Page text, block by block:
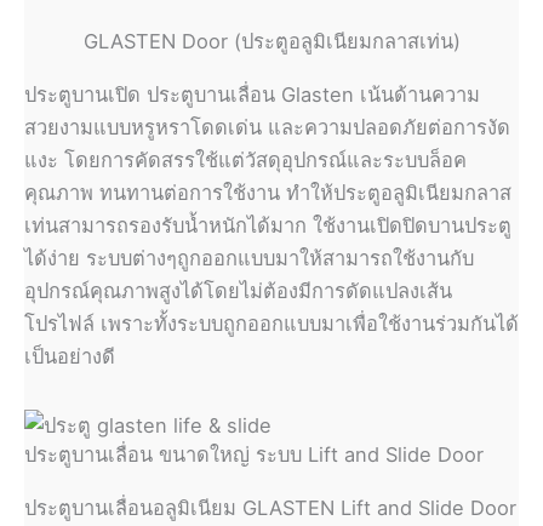
GLASTEN Door (ประตูอลูมิเนียมกลาสเท่น)
ประตูบานเปิด ประตูบานเลื่อน Glasten เน้นด้านความ
สวยงามแบบหรูหราโดดเด่น และความปลอดภัยต่อการงัด
แงะ โดยการคัดสรรใช้แต่วัสดุอุปกรณ์และระบบล็อค
คุณภาพ ทนทานต่อการใช้งาน ทำให้ประตูอลูมิเนียมกลาส
เท่นสามารถรองรับน้ำหนักได้มาก ใช้งานเปิดปิดบานประตู
ได้ง่าย ระบบต่างๆถูกออกแบบมาให้สามารถใช้งานกับ
อุปกรณ์คุณภาพสูงได้โดยไม่ต้องมีการดัดแปลงเส้น
โปรไฟล์ เพราะทั้งระบบถูกออกแบบมาเพื่อใช้งานร่วมกันได้
เป็นอย่างดี
ประตูบานเลื่อน ขนาดใหญ่ ระบบ Lift and Slide Door
ประตูบานเลื่อนอลูมิเนียม GLASTEN Lift and Slide Door